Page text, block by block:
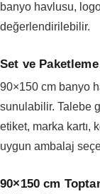
banyo havlusu,
değerlendirilebilir.
Set ve
90×150 cm banyo
sunulabilir. Talebe
etiket, marka kartı,
uygun ambalaj
90×150 cm